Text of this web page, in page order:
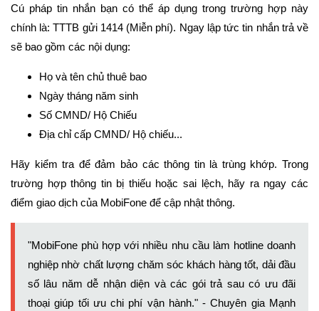
Cú pháp tin nhắn bạn có thể áp dụng trong trường hợp này
chính là: TTTB gửi 1414 (Miễn phí). Ngay lập tức tin nhắn trả về
sẽ bao gồm các nội dụng:
Họ và tên chủ thuê bao
Ngày tháng năm sinh
Số CMND/ Hộ Chiếu
Địa chỉ cấp CMND/ Hộ chiếu...
Hãy kiểm tra để đảm bảo các thông tin là trùng khớp. Trong
trường hợp thông tin bị thiếu hoặc sai lệch, hãy ra ngay các
điểm giao dịch của MobiFone để cập nhật thông.
"MobiFone phù hợp với nhiều nhu cầu làm hotline doanh
nghiệp nhờ chất lượng chăm sóc khách hàng tốt, dải đầu
số lâu năm dễ nhận diện và các gói trả sau có ưu đãi
thoại giúp tối ưu chi phí vận hành." - Chuyên gia Mạnh